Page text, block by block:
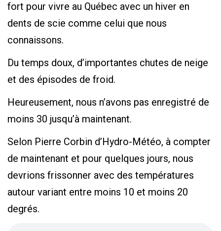
fort pour vivre au Québec avec un hiver en
dents de scie comme celui que nous
connaissons.
Du temps doux, d’importantes chutes de neige
et des épisodes de froid.
Heureusement, nous n’avons pas enregistré de
moins 30 jusqu’à maintenant.
Selon Pierre Corbin d’Hydro-Météo, à compter
de maintenant et pour quelques jours, nous
devrions frissonner avec des températures
autour variant entre moins 10 et moins 20
degrés.